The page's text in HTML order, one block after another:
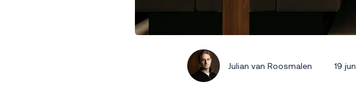
Julian van Roosmalen 19